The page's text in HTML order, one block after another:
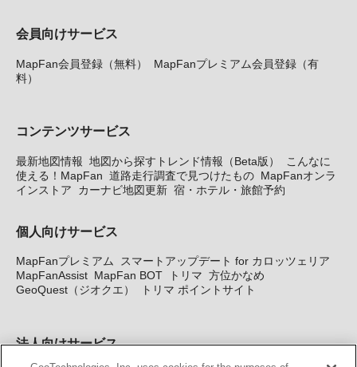
会員向けサービス
MapFan会員登録（無料）
MapFanプレミアム会員登録（有
料）
コンテンツサービス
最新地図情報 地図から探すトレンド情報（Beta版）
こんなに
使える！MapFan 道路走行調査で見つけたもの MapFanオンラ
インストア
カーナビ地図更新 宿・ホテル・旅館予約
個人向けサービス
MapFanプレミアム
スマートアップデート for カロッツェリア
MapFanAssist MapFan BOT トリマ 方位かなめ
GeoQuest（ジオクエ）
トリマ ポイントサイト
法人向けサービス